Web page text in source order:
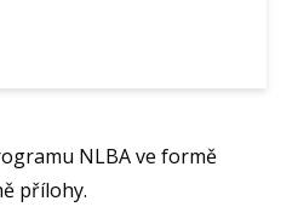
NLBA ve formě
přílohy.